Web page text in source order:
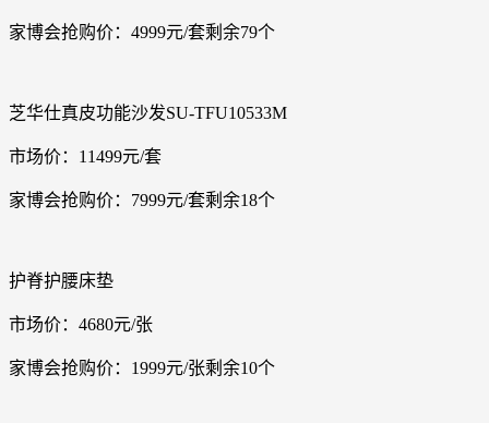
家博会抢购价：4999元/套剩余79个
芝华仕真皮功能沙发SU-TFU10533M
市场价：11499元/套
家博会抢购价：7999元/套剩余18个
护脊护腰床垫
市场价：4680元/张
家博会抢购价：1999元/张剩余10个